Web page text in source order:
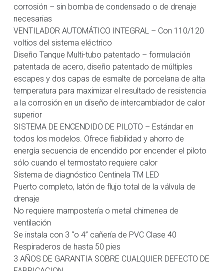
corrosión – sin bomba de condensado o de drenaje
necesarias
VENTILADOR AUTOMÁTICO INTEGRAL – Con 110/120
voltios del sistema eléctrico
Diseño Tanque Multi-tubo patentado – formulación
patentada de acero, diseño patentado de múltiples
escapes y dos capas de esmalte de porcelana de alta
temperatura para maximizar el resultado de resistencia
a la corrosión en un diseño de intercambiador de calor
superior
SISTEMA DE ENCENDIDO DE PILOTO – Estándar en
todos los modelos. Ofrece fiabilidad y ahorro de
energía secuencia de encendido por encender el piloto
sólo cuando el termostato requiere calor
Sistema de diagnóstico Centinela TM LED
Puerto completo, latón de flujo total de la válvula de
drenaje
No requiere mampostería o metal chimenea de
ventilación
Se instala con 3 “o 4” cañería de PVC Clase 40
Respiraderos de hasta 50 pies
3 AÑOS DE GARANTIA SOBRE CUALQUIER DEFECTO DE